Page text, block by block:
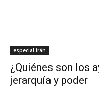
especial irán
¿Quiénes son los
jerarquía y poder